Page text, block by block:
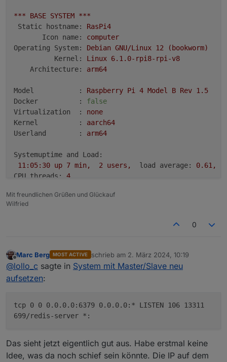
*** BASE SYSTEM ***
Static hostname:
RasPi4
Icon name:
computer
Operating System:
Debian GNU/Linux 12
(bookworm)
Kernel:
Linux 6.1 .0-rpi8-rpi-v8
Architecture:
arm64
Model           : Raspberry Pi 4 Model B Rev 1.5
Docker          :
false
Virtualization  :
none
Kernel          :
aarch64
Userland        :
arm64
Systemuptime and Load:
11 :05:30 up 7 min, 2 users, load average: 0.61 ,
CPU threads:
4
***
Previously detected issues:
No
throttling issues detected.
*** Time
Universal time: Sat 2024-03-02 10:05:30
RTC time:
NTP service: active
RTC in local TZ: no
Mit freundlichen Grüßen und Glückauf
Wilfried
0
Offline
Marc Berg MOST ACTIVE schrieb am 2. März 2024, 10:19
zuletzt editiert von
@lollo_c sagte in System mit Master/Slave neu
aufsetzen:
tcp 0 0 0.0.0.0:6379 0.0.0.0:* LISTEN 106 13311
699/redis-server *:
Das sieht jetzt eigentlich gut aus. Habe erstmal keine
Idee, was da noch schief sein könnte. Die IP auf dem